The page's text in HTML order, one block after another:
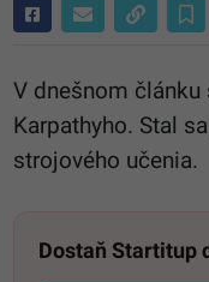
V dnešnom
Karpathyho. Stal
strojového učenia.
Dostaň Startitup